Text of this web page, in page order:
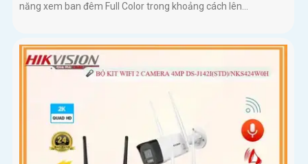
năng xem ban đêm Full Color trong khoảng cách lên...